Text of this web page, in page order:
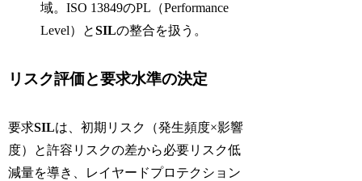
域。ISO 13849のPL（Performance
Level）とSILの整合を扱う。
リスク評価と要求水準の決定
要求SILは、初期リスク（発生頻度×影響
度）と許容リスクの差から必要リスク低
減量を導き、レイヤードプロテクション